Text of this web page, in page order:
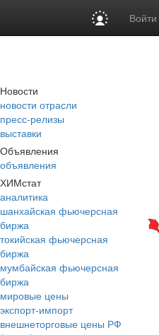
Войти
Новости
новости отрасли
пресс-релизы
выставки
Объявления
объявления
ХИМстат
аналитика
шанхайская фьючерсная
биржа
токийская фьючерсная
биржа
мумбайская фьючерсная
биржа
мировые цены
экспорт-импорт
внешнеторговые цены РФ